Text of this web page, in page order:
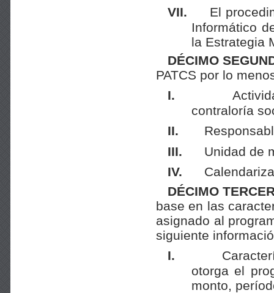
VII.
El
Informático
la Estrategia
DÉCIMO
PATCS por lo
I.
contraloría
II.
III.
Unidad de
IV.
DÉCIMO
base en las
asignado al
siguiente
I.
otorga el
monto,